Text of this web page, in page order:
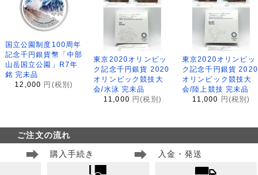
国立公園制度100周年
記念千円銀貨幣「中部
山岳国立公園」R7年
銘 完未品
12,000 円(税別)
東京2020オリンピッ
ク記念千円銀貨 2020
オリンピック競技大
会/水泳 完未品
11,000 円(税別)
東京2020オリンピッ
ク記念千円銀貨 2020
オリンピック競技大
会/陸上競技 完未品
11,000
円(税別)
ご注文の流れ
購入手続き 入金・発送